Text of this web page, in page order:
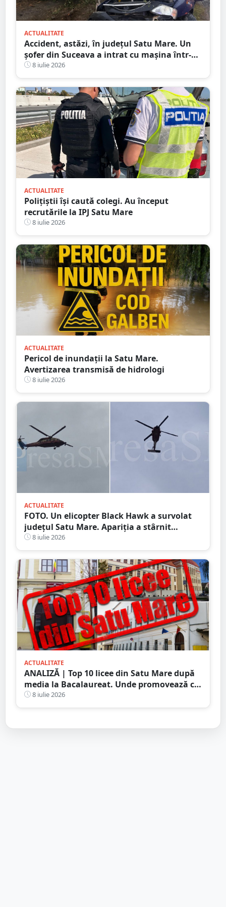
ACTUALITATE
Accident, astăzi, în județul Satu Mare. Un
șofer din Suceava a intrat cu mașina într-
un stâlp
8 iulie 2026
ACTUALITATE
Polițiștii își caută colegi. Au început
recrutările la IPJ Satu Mare
8 iulie 2026
ACTUALITATE
Pericol de inundații la Satu Mare.
Avertizarea transmisă de hidrologi
8 iulie 2026
ACTUALITATE
FOTO. Un elicopter Black Hawk a survolat
județul Satu Mare. Apariția a stârnit
curiozitatea localnicilor
8 iulie 2026
ACTUALITATE
ANALIZĂ | Top 10 licee din Satu Mare după
media la Bacalaureat. Unde promovează cei
mai mulți elevi cu note mari
8 iulie 2026